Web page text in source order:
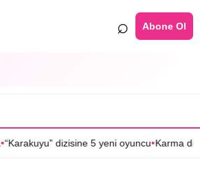
⌕ Abone Ol
oyuncu•Karma dizisinin başrol